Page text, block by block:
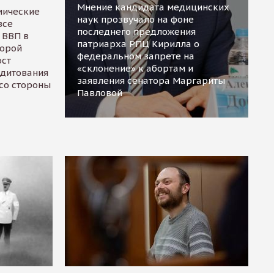
ВВП в
стороны
Мнение кандидата медицинских
наук прозвучало на фоне
последнего предложения
патриарха РПЦ Кирилла о
федеральном запрете на
«склонение» к абортам и
заявления сенатора Маргариты
Павловой